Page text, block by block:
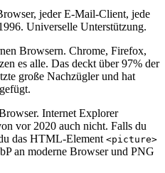
jeder E-Mail-Client, jede
Universelle Unterstützung.
Browsern. Chrome, Firefox,
es alle. Das deckt über 97% der
große Nachzügler und hat
Internet Explorer
vor 2020 auch nicht. Falls du
das HTML-Element <picture>
an moderne Browser und PNG